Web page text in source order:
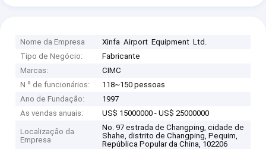
Nome da Empresa
Xinfa Airport Equipment Ltd.
Tipo de Negócio:
Fabricante
Marcas:
CIMC
N º de funcionários:
118~150 pessoas
Ano de Fundação:
1997
As vendas anuais:
US$ 15000000 - US$ 25000000
Localização da
Empresa
No. 97 estrada de Changping, cidade de
Shahe, distrito de Changping, Pequim,
República Popular da China, 102206